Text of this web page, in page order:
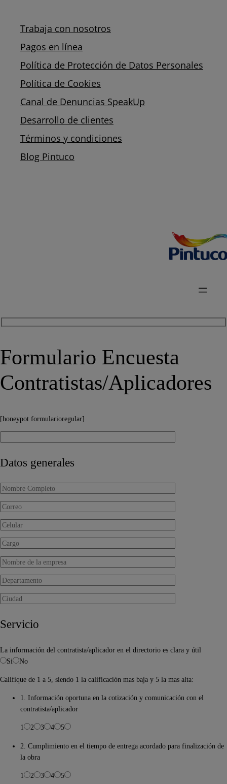
Trabaja con nosotros
Pagos en línea
Política de Protección de Datos Personales
Política de Cookies
Canal de Denuncias SpeakUp
Desarrollo de clientes
Términos y condiciones
Blog Pintuco
Formulario Encuesta
Contratistas/Aplicadores
[honeypot formularioregular]
Datos generales
Servicio
La información del contratista/aplicador en el directorio es clara y útil
Si
No
Califique de 1 a 5, siendo 1 la calificación mas baja y 5 la mas alta:
1. Información oportuna en la cotización y comunicación con el
contratista/aplicador
1 2 3 4 5
2. Cumplimiento en el tiempo de entrega acordado para finalización de
la obra
1 2 3 4 5